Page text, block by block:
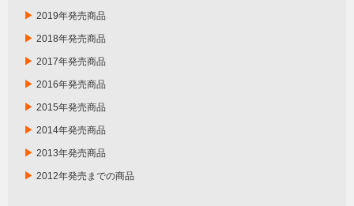
▶ 2019年発売商品
▶ 2018年発売商品
▶ 2017年発売商品
▶ 2016年発売商品
▶ 2015年発売商品
▶ 2014年発売商品
▶ 2013年発売商品
▶ 2012年発売までの商品